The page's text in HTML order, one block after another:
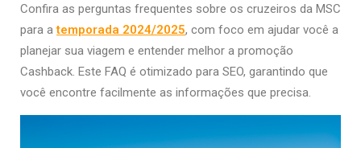
Confira as perguntas frequentes sobre os cruzeiros da MSC
para atemporada 2024/2025, com foco em ajudar você a
planejar sua viagem e entender melhor a promoção
Cashback. Este FAQ é otimizado para SEO, garantindo que
você encontre facilmente as informações que precisa.